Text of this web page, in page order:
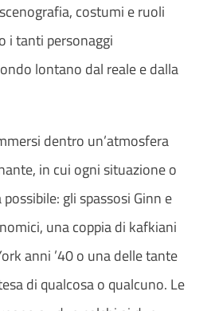
costumi e ruoli
i tanti personaggi
lontano dal reale e dalla
dentro un’atmosfera
in cui ogni situazione o
gli spassosi Ginn e
una coppia di kafkiani
anni ’40 o una delle tante
di qualcosa o qualcuno. Le